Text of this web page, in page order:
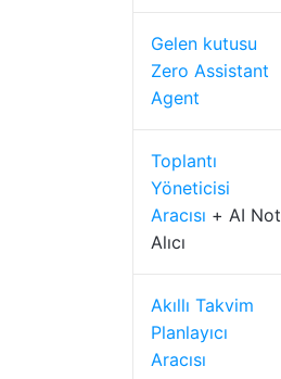
Gelen kutusu
Zero Assistant
Agent
Toplantı
Yöneticisi
Aracısı + AI Not
Alıcı
Akıllı Takvim
Planlayıcı
Aracısı